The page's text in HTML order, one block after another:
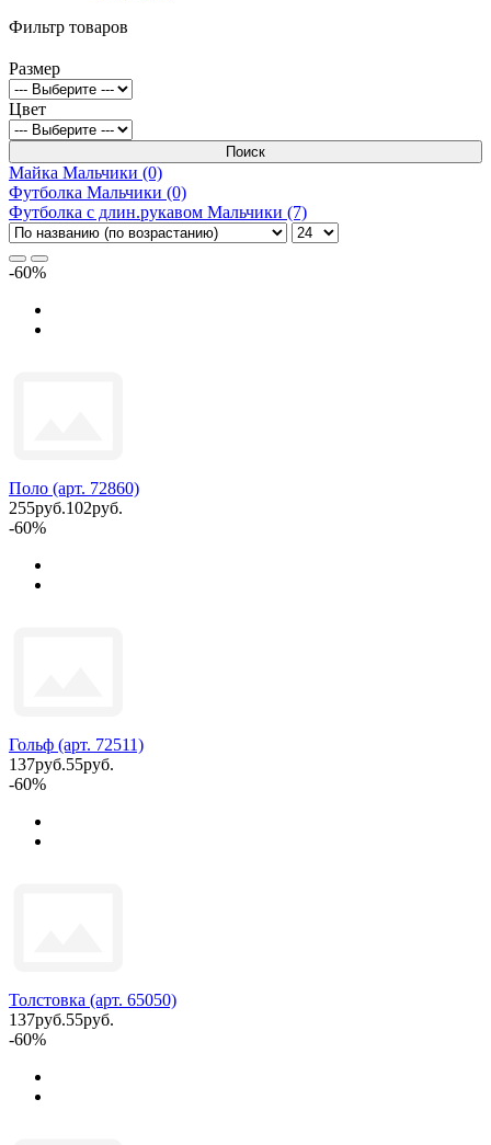
Фильтр товаров
Размер
Цвет
Поиск
Майка Мальчики (0)
Футболка Мальчики (0)
Футболка с длин.рукавом Мальчики (7)
-60%
Поло (арт. 72860)
255руб.102руб.
-60%
Гольф (арт. 72511)
137руб.55руб.
-60%
Толстовка (арт. 65050)
137руб.55руб.
-60%